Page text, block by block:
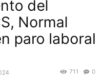
del
Normal
paro laboral
0
711